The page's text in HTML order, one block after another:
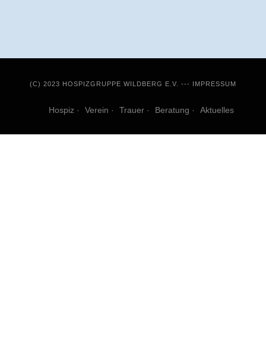
Hospiz Verein Trauer Beratung Aktuelles
(C) 2023 HOSPIZGRUPPE WILDBERG E.V. --- IMPRESSUM